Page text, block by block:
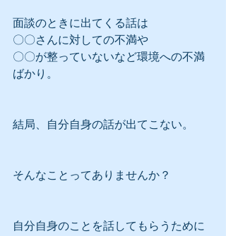
面談のときに出てくる話は
〇〇さんに対しての不満や
〇〇が整っていないなど環境への不満
ばかり。
結局、自分自身の話が出てこない。
そんなことってありませんか？
自分自身のことを話してもらうために